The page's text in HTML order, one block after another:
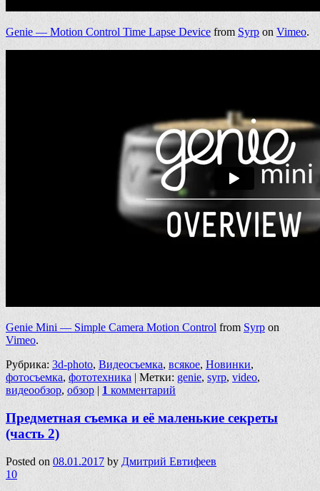
Genie — Motion Control Time Lapse Device from Syrp on Vimeo.
Genie Mini — Simple Camera Motion Control from Syrp on
Vimeo.
Рубрика: 3d-photo, Видеосъемка, всякое, Новинки,
фотосъемка, фототехника | Метки: genie, syrp, video,
видеообзор, обзор | 1 комментарий
Предметная съемка и её маленькие секреты
(часть 2)
Posted on 08.01.2017 by Дмитрий Евтифеев
10